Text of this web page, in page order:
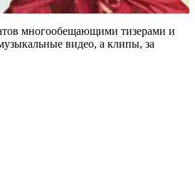
многообещающими тизерами и
видео, а клипы, за